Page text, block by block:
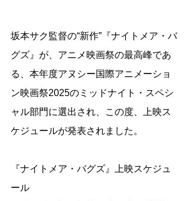
坂本サク監督の“新作”『ナイトメア・バ
グズ』が、アニメ映画祭の最高峰であ
る、本年度アヌシー国際アニメーショ
ン映画祭2025のミッドナイト・スペシ
ャル部門に選出され、この度、上映ス
ケジュールが発表されました。
『ナイトメア・バグズ』上映スケジュ
ール